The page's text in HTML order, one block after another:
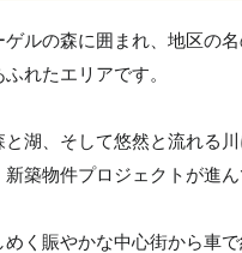
ルの森に囲まれ、地区の
れたエリアです。
と湖、そして悠然と流れる
築物件プロジェクトが進ん
く賑やかな中心街から車